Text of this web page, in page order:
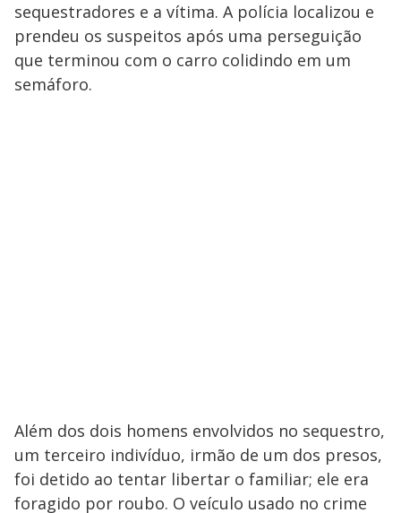
sequestradores e a vítima. A polícia localizou e
prendeu os suspeitos após uma perseguição
que terminou com o carro colidindo em um
semáforo.
Além dos dois homens envolvidos no sequestro,
um terceiro indivíduo, irmão de um dos presos,
foi detido ao tentar libertar o familiar; ele era
foragido por roubo. O veículo usado no crime